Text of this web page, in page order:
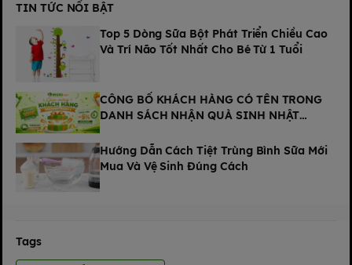
TIN TỨC NỔI BẬT
Top 5 Dòng Sữa Bột Phát Triển Chiều Cao
Và Trí Não Tốt Nhất Cho Bé Từ 1 Tuổi
CÔNG BỐ KHÁCH HÀNG CÓ TÊN TRONG
DANH SÁCH NHẬN QUÀ SINH NHẬT
Hướng Dẫn Cách Tiệt Trùng Bình Sữa Mới
Mua Và Vệ Sinh Đúng Cách
Tags